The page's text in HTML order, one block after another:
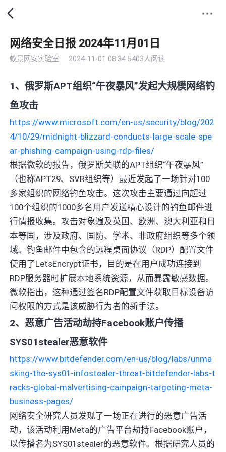
网络安全日报 2024年11月01日
蚁景网安实验室 2024-11-01 08:34 5403人阅读
1、俄罗斯APT组织“午夜暴风”发起大规模网络钓
鱼攻击
https://www.microsoft.com/en-us/security/blog/202
4/10/29/midnight-blizzard-conducts-large-scale-spe
ar-phishing-campaign-using-rdp-files/
根据微软的报告，俄罗斯关联的APT组织“午夜暴风”
（也称APT29、SVR组织等）最近发起了一场针对100
多家组织的网络钓鱼攻击。这次攻击主要通过向超过
100个组织的1000多名用户发送精心设计的钓鱼邮件进
行情报收集。攻击对象遍及英国、欧洲、澳大利亚和日
本等国，涉及政府、国防、学术、非政府组织等多个领
域。钓鱼邮件中包含的远程桌面协议（RDP）配置文件
使用了LetsEncrypt证书，目的是在用户成功连接到
RDP服务器时扩展本地系统资源，从而暴露敏感数据。
微软指出，这种通过签名RDP配置文件获取目标设备访
问权限的方式是该威胁行为者的新手法。
2、恶意广告活动劫持Facebook账户传播
SYS01stealer恶意软件
https://www.bitdefender.com/en-us/blog/labs/unma
sking-the-sys01-infostealer-threat-bitdefender-labs-t
racks-global-malvertising-campaign-targeting-meta-
business-pages/
网络安全研究人员发现了一场正在进行的恶意广告活
动，该活动利用Meta的广告平台劫持Facebook账户，
以传播名为SYS01stealer的恶意软件。根据研究人员的